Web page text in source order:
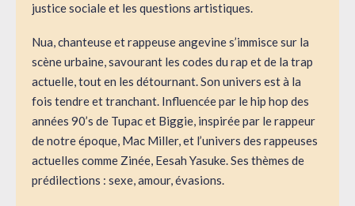
justice sociale et les questions artistiques.
Nua, chanteuse et rappeuse angevine s’immisce sur la
scène urbaine, savourant les codes du rap et de la trap
actuelle, tout en les détournant. Son univers est à la
fois tendre et tranchant. Influencée par le hip hop des
années 90’s de Tupac et Biggie, inspirée par le rappeur
de notre époque, Mac Miller, et l’univers des rappeuses
actuelles comme Zinée, Eesah Yasuke. Ses thèmes de
prédilections : sexe, amour, évasions.